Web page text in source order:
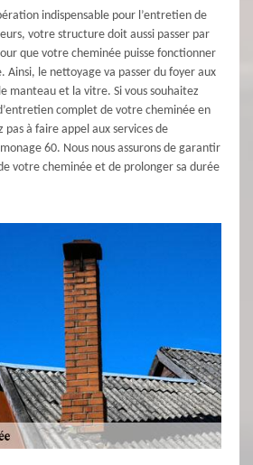
indispensable pour l’entretien de
votre structure doit aussi passer par
que votre cheminée puisse fonctionner
Ainsi, le nettoyage va passer du foyer aux
manteau et la vitre. Si vous souhaitez
complet de votre cheminée en
à faire appel aux services de
60. Nous nous assurons de garantir
votre cheminée et de prolonger sa durée